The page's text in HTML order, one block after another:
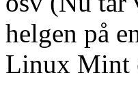
helgen på
Linux Mint